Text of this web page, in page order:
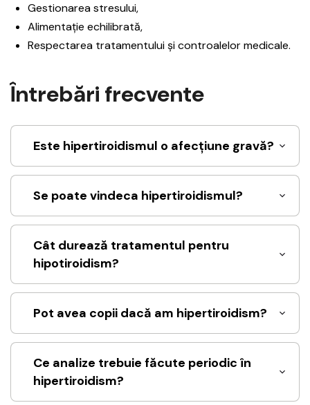
Gestionarea stresului,
Alimentație echilibrată,
Respectarea tratamentului și controalelor medicale.
Întrebări frecvente
Este hipertiroidismul o afecțiune gravă?
Se poate vindeca hipertiroidismul?
Cât durează tratamentul pentru
hipotiroidism?
Pot avea copii dacă am hipertiroidism?
Ce analize trebuie făcute periodic în
hipertiroidism?